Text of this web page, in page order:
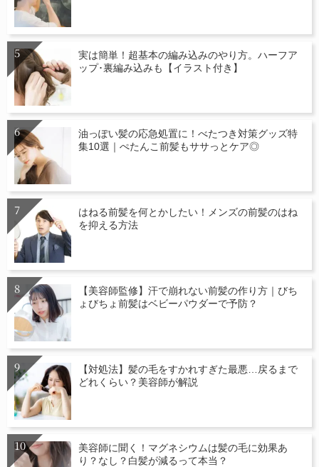
実は簡単！超基本の編み込みのやり方。ハーフア
ップ･裏編み込みも【イラスト付き】
油っぽい髪の応急処置に！べたつき対策グッズ特
集10選｜ぺたんこ前髪もササっとケア◎
はねる前髪を何とかしたい！メンズの前髪のはね
を抑える方法
【美容師監修】汗で崩れない前髪の作り方｜びち
ょびちょ前髪はベビーパウダーで予防？
【対処法】髪の毛をすかれすぎた最悪…戻るまで
どれくらい？美容師が解説
美容師に聞く！マグネシウムは髪の毛に効果あ
り？なし？白髪が減るって本当？